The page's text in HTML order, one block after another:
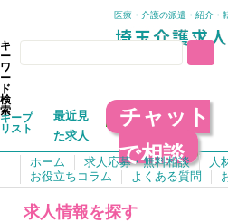
医療・介護の派遣・紹介・
キ
ー
ワ
ー
ド
検
索
キープ
リスト
最近見
た求人
チャット
で相談
ホーム 求人応募・無料相談
人
お役立ちコラム
よくある質問
求人情報を探す